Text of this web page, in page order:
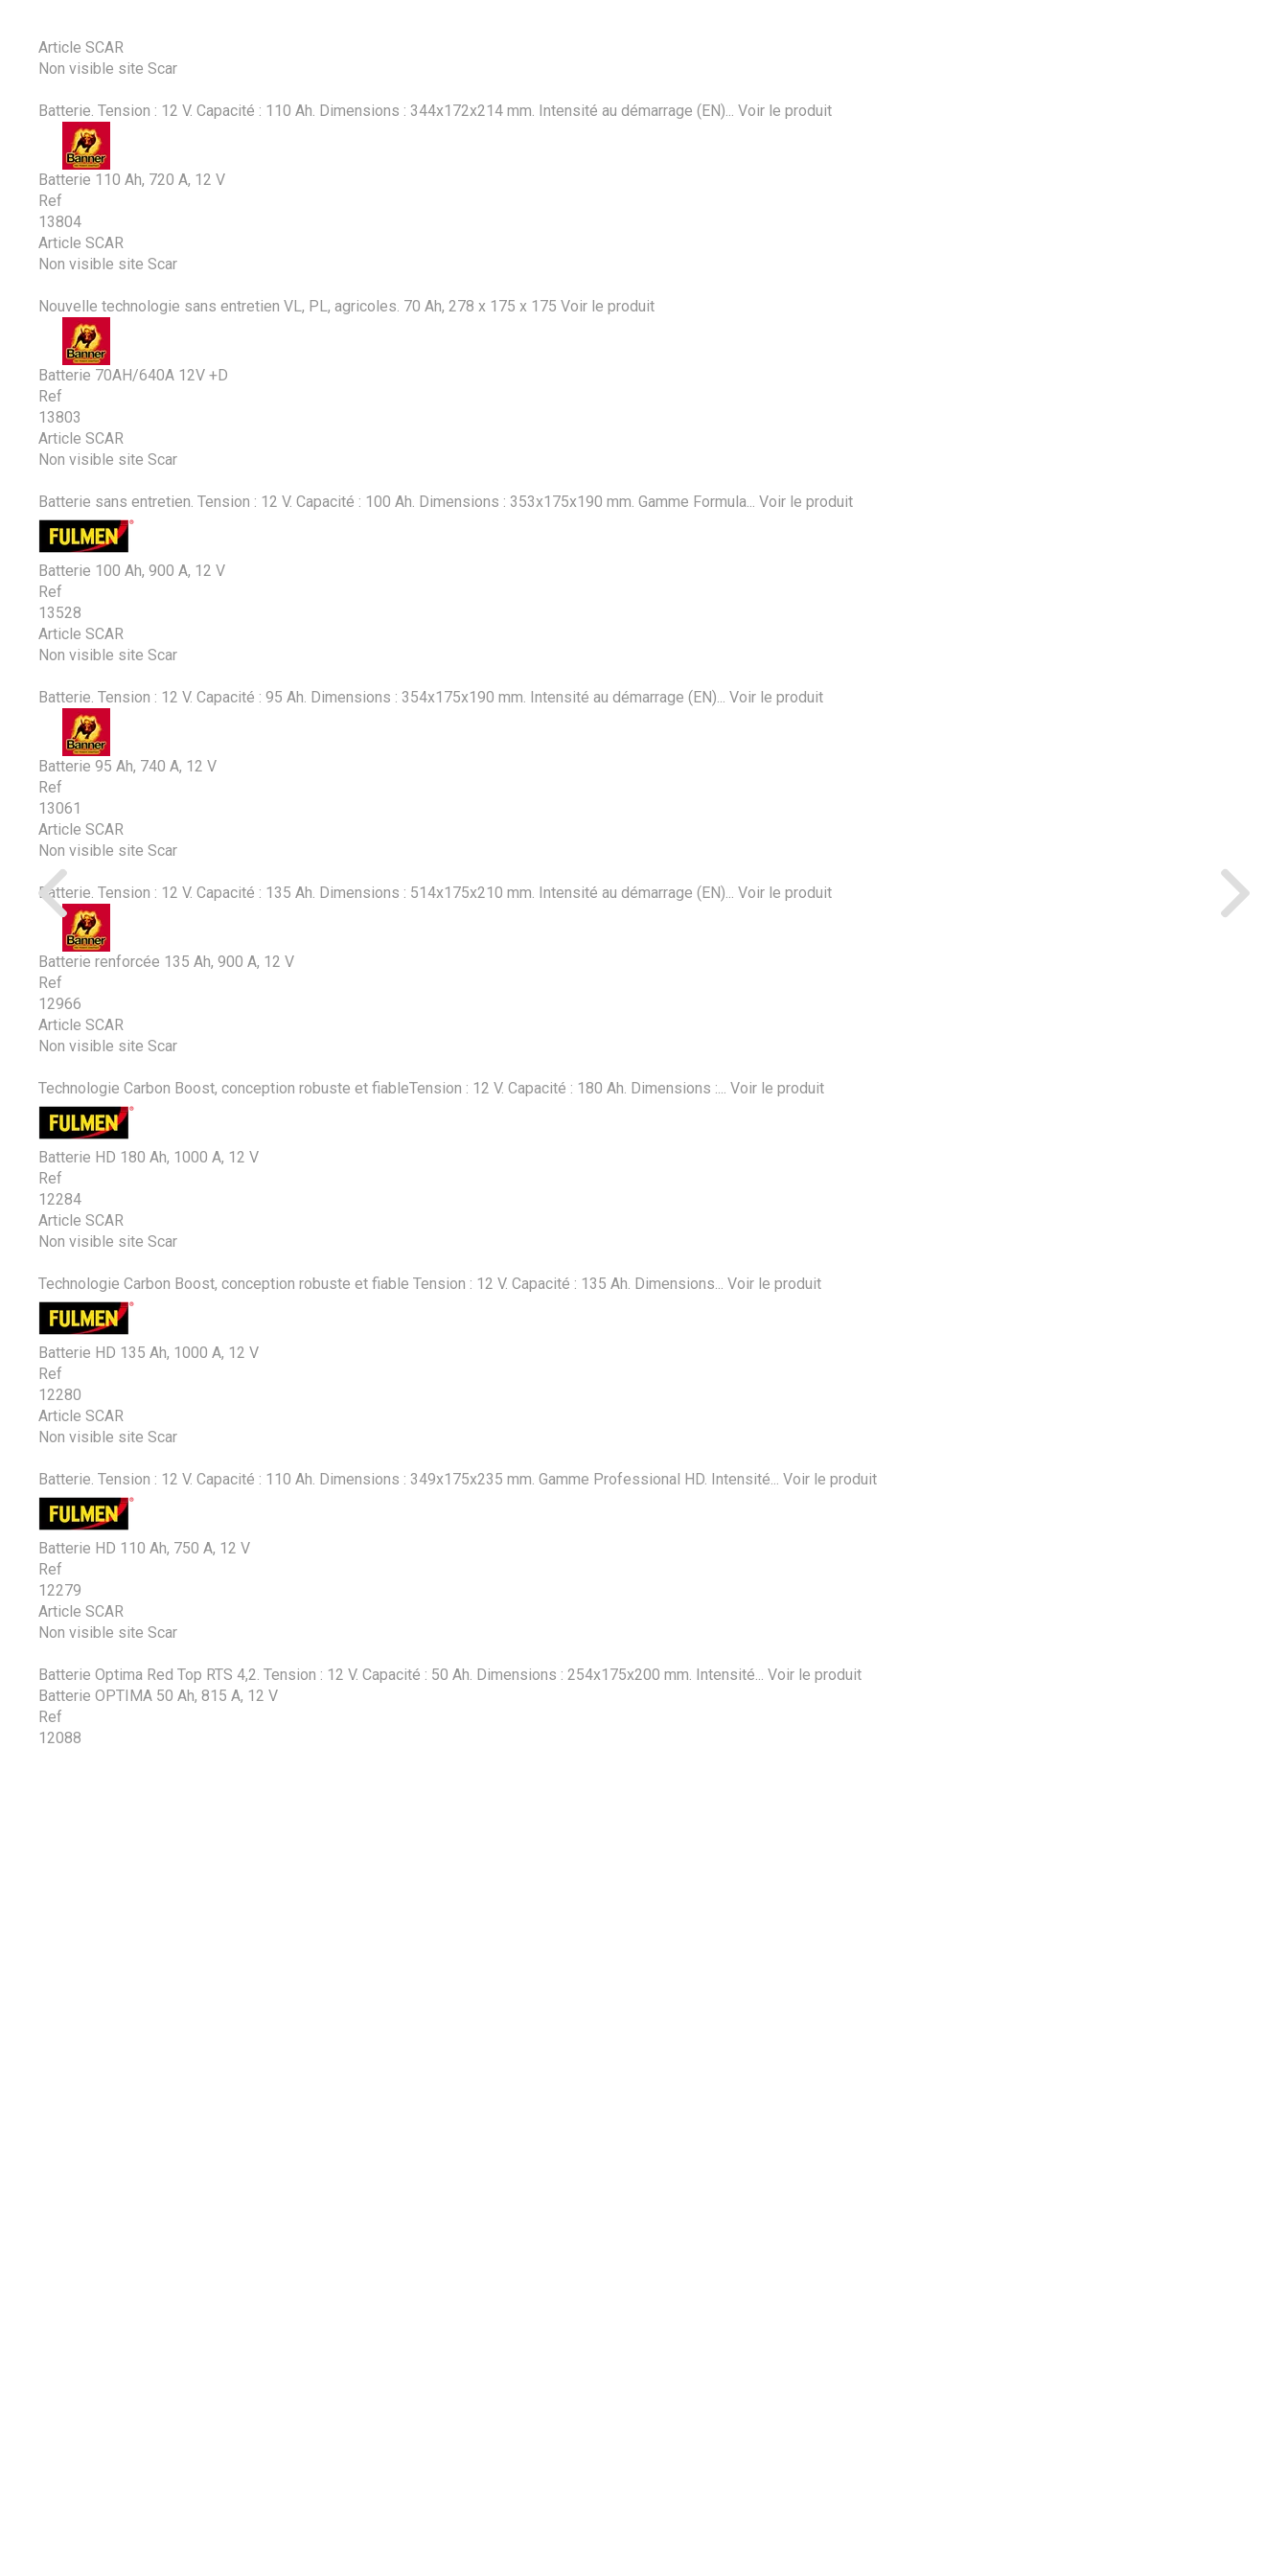
Article SCAR
Non visible site Scar
Batterie. Tension : 12 V. Capacité : 110 Ah. Dimensions : 344x172x214 mm. Intensité au démarrage (EN)... Voir le produit
Batterie 110 Ah, 720 A, 12 V
Ref
13804
Article SCAR
Non visible site Scar
Nouvelle technologie sans entretien VL, PL, agricoles. 70 Ah, 278 x 175 x 175 Voir le produit
Batterie 70AH/640A 12V +D
Ref
13803
Article SCAR
Non visible site Scar
Batterie sans entretien. Tension : 12 V. Capacité : 100 Ah. Dimensions : 353x175x190 mm. Gamme Formula... Voir le produit
Batterie 100 Ah, 900 A, 12 V
Ref
13528
Article SCAR
Non visible site Scar
Batterie. Tension : 12 V. Capacité : 95 Ah. Dimensions : 354x175x190 mm. Intensité au démarrage (EN)... Voir le produit
Batterie 95 Ah, 740 A, 12 V
Ref
13061
Article SCAR
Non visible site Scar
Batterie. Tension : 12 V. Capacité : 135 Ah. Dimensions : 514x175x210 mm. Intensité au démarrage (EN)... Voir le produit
Batterie renforcée 135 Ah, 900 A, 12 V
Ref
12966
Article SCAR
Non visible site Scar
Technologie Carbon Boost, conception robuste et fiableTension : 12 V. Capacité : 180 Ah. Dimensions :... Voir le produit
Batterie HD 180 Ah, 1000 A, 12 V
Ref
12284
Article SCAR
Non visible site Scar
Technologie Carbon Boost, conception robuste et fiable Tension : 12 V. Capacité : 135 Ah. Dimensions... Voir le produit
Batterie HD 135 Ah, 1000 A, 12 V
Ref
12280
Article SCAR
Non visible site Scar
Batterie. Tension : 12 V. Capacité : 110 Ah. Dimensions : 349x175x235 mm. Gamme Professional HD. Intensité... Voir le produit
Batterie HD 110 Ah, 750 A, 12 V
Ref
12279
Article SCAR
Non visible site Scar
Batterie Optima Red Top RTS 4,2. Tension : 12 V. Capacité : 50 Ah. Dimensions : 254x175x200 mm. Intensité...
Voir le produit
Batterie OPTIMA 50 Ah, 815 A, 12 V
Ref
12088